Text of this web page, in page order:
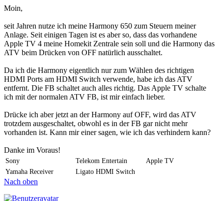
Moin,
seit Jahren nutze ich meine Harmony 650 zum Steuern meiner
Anlage. Seit einigen Tagen ist es aber so, dass das vorhandene
Apple TV 4 meine Homekit Zentrale sein soll und die Harmony das
ATV beim Drücken von OFF natürlich ausschaltet.
Da ich die Harmony eigentlich nur zum Wählen des richtigen
HDMI Ports am HDMI Switch verwende, habe ich das ATV
entfernt. Die FB schaltet auch alles richtig. Das Apple TV schalte
ich mit der normalen ATV FB, ist mir einfach lieber.
Drücke ich aber jetzt an der Harmony auf OFF, wird das ATV
trotzdem ausgeschaltet, obwohl es in der FB gar nicht mehr
vorhanden ist. Kann mir einer sagen, wie ich das verhindern kann?
Danke im Voraus!
Sony Telekom Entertain
Apple TV
Yamaha Receiver
Ligato HDMI Switch
Nach oben